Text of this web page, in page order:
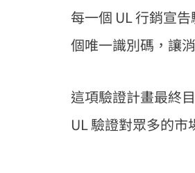
每一個 UL 行銷宣
個唯一識別碼，讓
這項驗證計畫最終
UL 驗證對眾多的市